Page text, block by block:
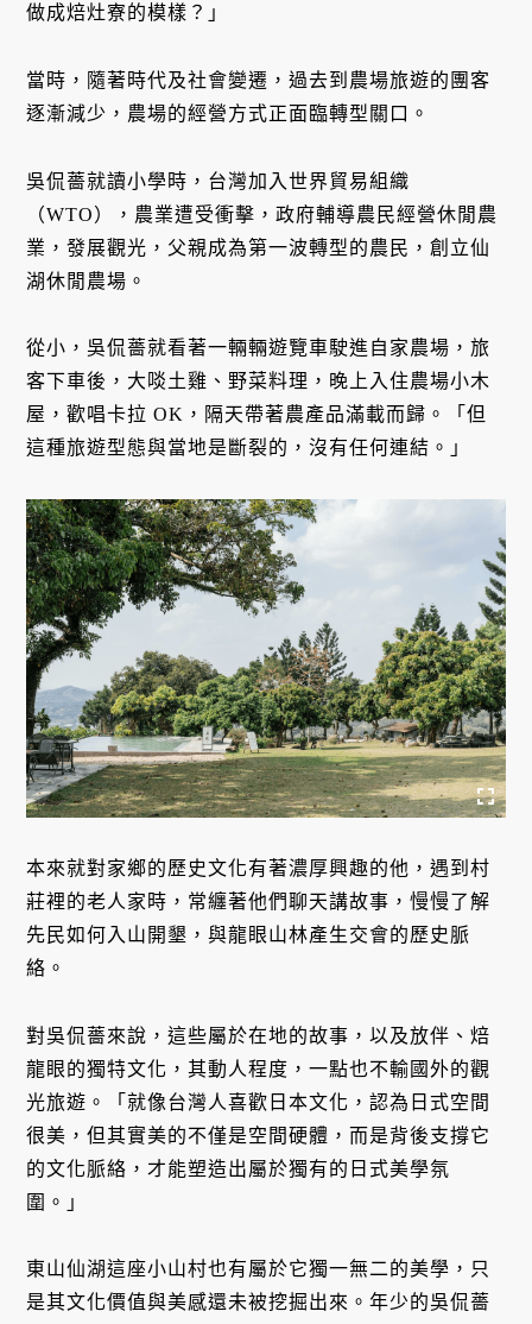
做成焙灶寮的模樣？」
當時，隨著時代及社會變遷，過去到農場旅遊的團客
逐漸減少，農場的經營方式正面臨轉型關口。
吳侃薔就讀小學時，台灣加入世界貿易組織
（WTO），農業遭受衝擊，政府輔導農民經營休閒農
業，發展觀光，父親成為第一波轉型的農民，創立仙
湖休閒農場。
從小，吳侃薔就看著一輛輛遊覽車駛進自家農場，旅
客下車後，大啖土雞、野菜料理，晚上入住農場小木
屋，歡唱卡拉 OK，隔天帶著農產品滿載而歸。「但
這種旅遊型態與當地是斷裂的，沒有任何連結。」
本來就對家鄉的歷史文化有著濃厚興趣的他，遇到村
莊裡的老人家時，常纏著他們聊天講故事，慢慢了解
先民如何入山開墾，與龍眼山林產生交會的歷史脈
絡。
對吳侃薔來說，這些屬於在地的故事，以及放伴、焙
龍眼的獨特文化，其動人程度，一點也不輸國外的觀
光旅遊。「就像台灣人喜歡日本文化，認為日式空間
很美，但其實美的不僅是空間硬體，而是背後支撐它
的文化脈絡，才能塑造出屬於獨有的日式美學氛
圍。」
東山仙湖這座小山村也有屬於它獨一無二的美學，只
是其文化價值與美感還未被挖掘出來。年少的吳侃薔